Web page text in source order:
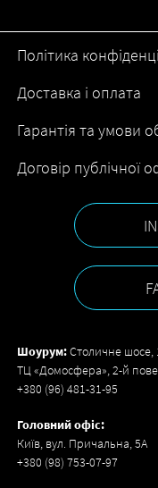
Доставка і оплата
Головний офіс:
Київ, вул. Причальна, 5А
+380 (98) 753-07-97
Політика
Договір публічної
Гарантія та умови
Шоурум:Столичне шосе,
ТЦ «Домосфера», 2-й
+380 (96) 481-31-95